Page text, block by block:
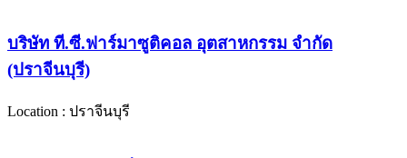
บริษัท ที.ซี.ฟาร์มาซูติคอล อุตสาหกรรม จำกัด
(ปราจีนบุรี)
Location : ปราจีนบุรี